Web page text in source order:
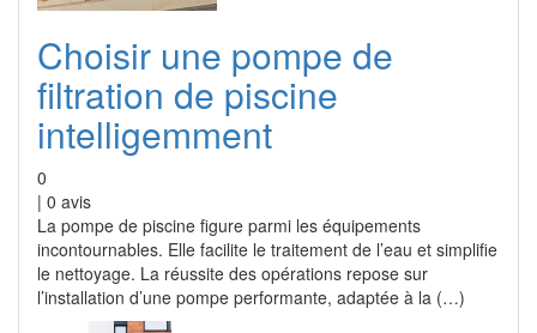
Choisir une pompe de
filtration de piscine
intelligemment
0
| 0 avis
La pompe de piscine figure parmi les équipements
incontournables. Elle facilite le traitement de l’eau et simplifie
le nettoyage. La réussite des opérations repose sur
l’installation d’une pompe performante, adaptée à la (…)